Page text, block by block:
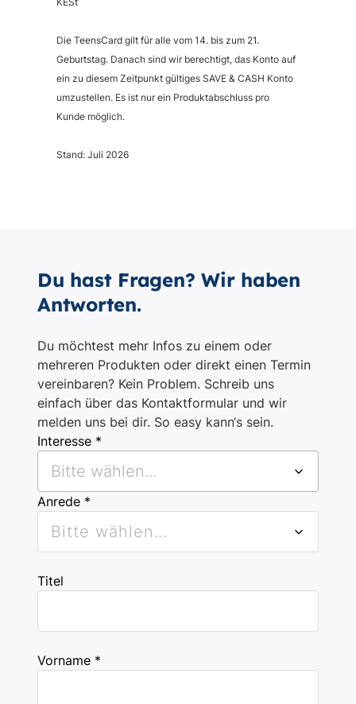
Du hast Fragen? Wir haben
Antworten.
Du möchtest mehr Infos zu einem oder
mehreren Produkten oder direkt einen Termin
vereinbaren? Kein Problem. Schreib uns
einfach über das Kontaktformular und wir
melden uns bei dir. So easy kann‘s sein.
Interesse *
Bitte wählen...
Anrede *
Bitte wählen...
Titel
Vorname *